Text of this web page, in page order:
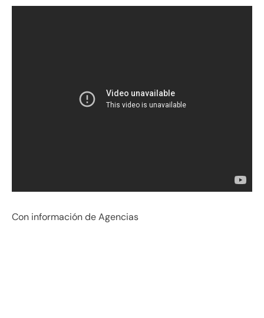
Con información de Agencias